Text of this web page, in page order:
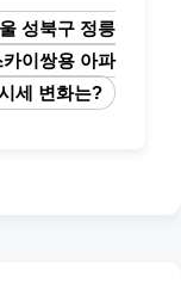
성북구 정릉
이쌍용 아파
세 변화는?